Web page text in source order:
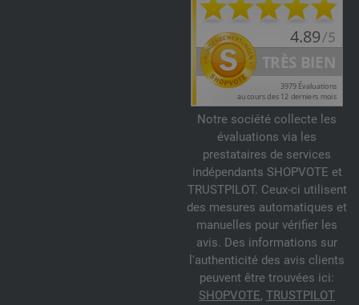
Notre société collecte les
évaluations via les
prestataires de services
indépendants SHOPVOTE et
TRUSTPILOT. Ceux-ci utilisent
des mesures automatiques et
manuelles pour vérifier les
avis. Des informations sur
l'authenticité des avis clients
peuvent être trouvées ici:
SHOPVOTE, TRUSTPILOT